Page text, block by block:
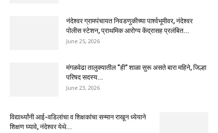
नंदेश्वर ग्रामपंचायत निवडणुकीच्या पार्श्वभूमीवर, नंदेश्वर
पोलीस स्टेशन, प्राथमिक आरोग्य केंद्रासह प्रलंबित...
June 25, 2026
मंगळवेढा तालुक्यातील “ही” शाळा सुरू असते बारा महिने, जिल्हा
परिषद सदस्य...
June 23, 2026
विद्यार्थ्यांनी आई-वडिलांचा व शिक्षकांचा सन्मान राखून ध्येयाने
शिक्षण घ्यावे, नंदेश्वर येथे...